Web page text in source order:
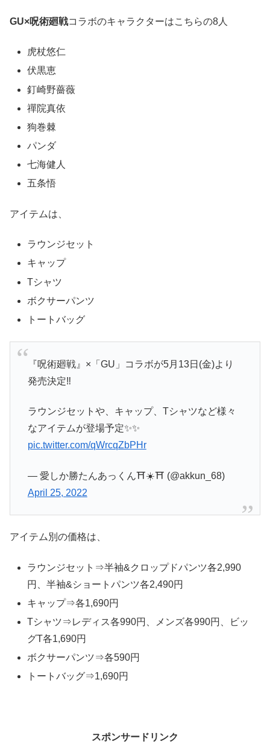
GU×呪術廻戦コラボのキャラクターはこちらの8人
虎杖悠仁
伏黒恵
釘崎野薔薇
禪院真依
狗巻棘
パンダ
七海健人
五条悟
アイテムは、
ラウンジセット
キャップ
Tシャツ
ボクサーパンツ
トートバッグ
『呪術廻戦』×「GU」コラボが5月13日(金)より
発売決定‼️
ラウンジセットや、キャップ、Tシャツなど様々
なアイテムが登場予定✨✨
pic.twitter.com/qWrcqZbPHr
— 愛しか勝たんあっくん⛩☀️⛩ (@akkun_68)
April 25, 2022
アイテム別の価格は、
ラウンジセット⇒半袖&クロップドパンツ各2,990
円、半袖&ショートパンツ各2,490円
キャップ⇒各1,690円
Tシャツ⇒レディス各990円、メンズ各990円、ビッ
グT各1,690円
ボクサーパンツ⇒各590円
トートバッグ⇒1,690円
スポンサードリンク